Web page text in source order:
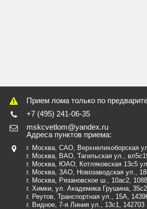
Прием лома только по
+7 (495) 241-06-35
mskcvetlom@yandex.ru
Адреса пунктов приема:
г. Москва, САО, Верхнелихоборская
г. Москва, ВАО, Тагильская ул.,
г. Москва, ЮАО, Котляковская 13с5
г. Москва, ЗАО, Новозаводская ул.,
г. Москва, Рязановское ш., 10ас2,
г. Химки, ул. Академика Грушина, 35с2
г. Реутов, Транспортная ул., 15А,
г. Видное, 7-я Линия ул., 13с1, 142703